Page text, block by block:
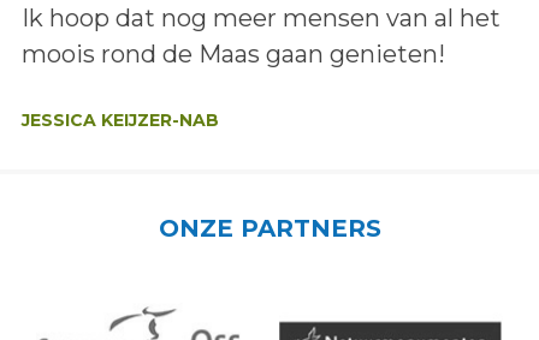
Lees het bericht:
Ik hoop dat nog meer mensen van al het
moois rond de Maas gaan genieten!
JESSICA KEIJZER-NAB
ONZE PARTNERS